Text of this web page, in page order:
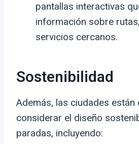
pantallas interactivas
información sobre
servicios cercanos.
Sostenibilidad
Además, las ciudades están
considerar el diseño
paradas, incluyendo: